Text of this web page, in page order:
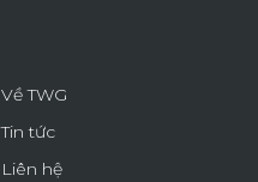
Về TWG
Tin tức
Liên hệ